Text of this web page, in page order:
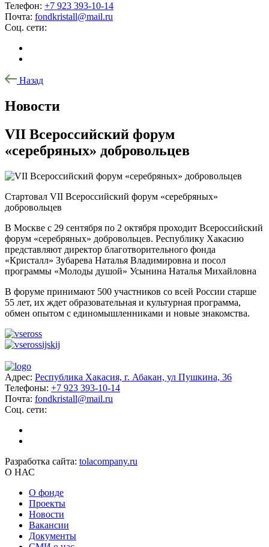
Телефон: +7 923 393-10-14
Почта: fondkristall@mail.ru
Соц. сети:
Назад
Новости
VII Всероссийский форум
«серебряных» добровольцев
Стартовал VII Всероссийский форум «серебряных»
добровольцев
В Москве с 29 сентября по 2 октября проходит Всероссийский
форум «серебряных» добровольцев. Республику Хакасию
представляют директор благотворительного фонда
«Кристалл» Зубарева Наталья Владимировна и посол
программы «Молоды душой» Усынина Наталья Михайловна
В форуме принимают 500 участников со всей России старше
55 лет, их ждет образовательная и культурная программа,
обмен опытом с единомышленниками и новые знакомства.
Адрес: Республика Хакасия, г. Абакан, ул Пушкина, 36
Телефоны: +7 923 393-10-14
Почта: fondkristall@mail.ru
Соц. сети:
Разработка сайта: tolacompany.ru
О НАС
О фонде
Проекты
Новости
Вакансии
Документы